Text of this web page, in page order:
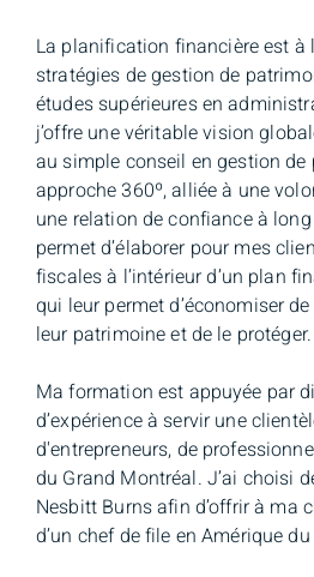
La planification financière est à
stratégies de gestion de
études supérieures en
j’offre une véritable vision
au simple conseil en gestion de
approche 360º, alliée à une
une relation de confiance à
permet d’élaborer pour mes
fiscales à l’intérieur d’un plan
qui leur permet d’économiser
leur patrimoine et de le protéger.
Ma formation est appuyée par
d’expérience à servir une
d'entrepreneurs, de
du Grand Montréal. J’ai choisi
Nesbitt Burns afin d’offrir à ma
d’un chef de file en Amérique